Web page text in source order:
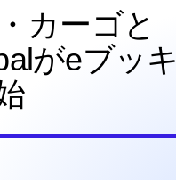
カーゴと
がeブッキ